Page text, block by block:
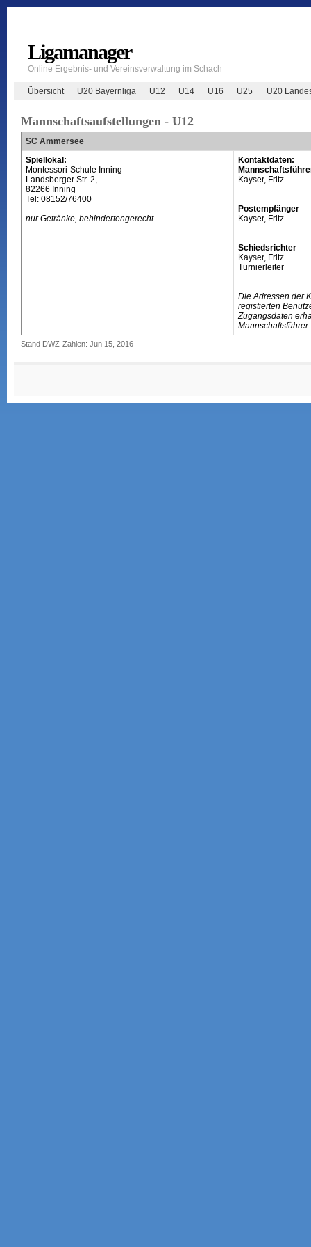
Ligamanager
Online Ergebnis- und Vereinsverwaltung im Schach
Übersicht U20 Bayernliga U12 U14 U16 U25 U20
Mannschaftsaufstellungen - U12
SC Ammersee
Spiellokal:
Montessori-Schule Inning
Landsberger Str. 2,
82266 Inning
Tel: 08152/76400
nur Getränke, behindertengerecht
Kontaktdaten:
Kayser, Fritz
Postempfänger
Kayser, Fritz
Schiedsrichter
Kayser, Fritz
Turnierleiter
Die Adressen der
registierten
Zugangsdaten
Mannschaftsführer.
Stand DWZ-Zahlen: Jun 15, 2016